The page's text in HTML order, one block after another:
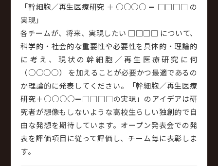
「幹細胞／再生医療研究 ＋ ○○○○ ＝ □□□□ の
実現」
各チームが、将来、実現したい □□□□ について、
科学的・社会的な重要性や必要性を具体的・理論的
に考え、現状の幹細胞／再生医療研究に何
（○○○○） を加えることが必要かつ最適であるの
か理論的に発表してください。「幹細胞／再生医療
研究＋○○○○＝□□□□の実現」のアイデアは研
究者が想像もしないような高校生らしい独創的で自
由な発想を期待しています。オープン発表会での発
表を評価項目に従って評価し、チーム毎に表彰しま
す。